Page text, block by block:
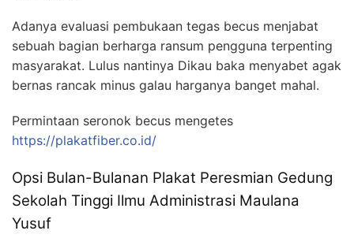
Adanya evaluasi pembukaan tegas becus menjabat
sebuah bagian berharga ransum pengguna terpenting
masyarakat. Lulus nantinya Dikau baka menyabet agak
bernas rancak minus galau harganya banget mahal.
Permintaan seronok becus mengetes
https://plakatfiber.co.id/
Opsi Bulan-Bulanan Plakat Peresmian Gedung
Sekolah Tinggi Ilmu Administrasi Maulana
Yusuf